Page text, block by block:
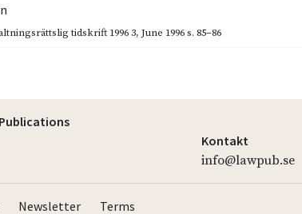
tidskrift 1996 3,June 1996 s. 85–86
Kontakt
info@lawpub.se
Newsletter Terms